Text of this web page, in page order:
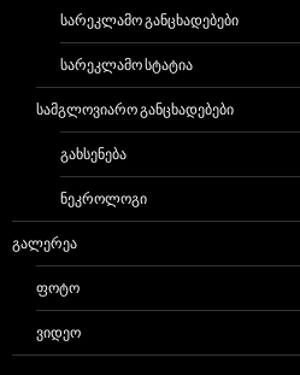
ᲡᲐᲠᲔᲙᲚᲐᲛᲝ ᲒᲐᲜᲪᲮᲐᲓᲔᲑᲔᲑᲘ
ᲡᲐᲠᲔᲙᲚᲐᲛᲝ ᲡᲢᲐᲢᲘᲐ
ᲡᲐᲛᲒᲚᲝᲕᲘᲐᲠᲝ ᲒᲐᲜᲪᲮᲐᲓᲔᲑᲔᲑᲘ
ᲒᲐᲮᲡᲔᲜᲔᲑᲐ
ᲜᲔᲙᲠᲝᲚᲝᲒᲘ
ᲒᲐᲚᲔᲠᲔᲐ
ᲤᲝᲢᲝ
ᲕᲘᲓᲔᲝ